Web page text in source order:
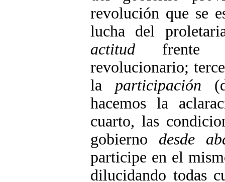
revolución que se
lucha del
actitud frente
revolucionario;
la participación
hacemos la
cuarto, las
gobierno desde
participe en el
dilucidando todas